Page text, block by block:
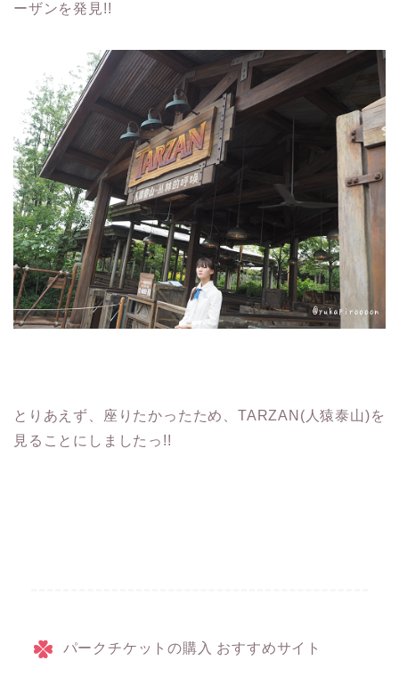
ーザンを発見!!
とりあえず、座りたかったため、TARZAN(人猿泰山)を
見ることにしましたっ!!
パークチケットの購入 おすすめサイト